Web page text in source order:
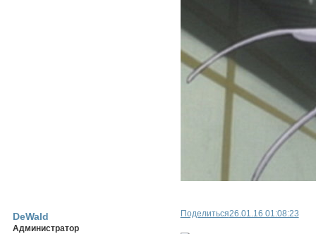
Поделиться26.01.16 01:08:23
DeWald
Администратор